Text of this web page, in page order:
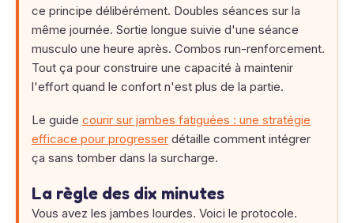
ce principe délibérément. Doubles séances sur la
même journée. Sortie longue suivie d'une séance
musculo une heure après. Combos run-renforcement.
Tout ça pour construire une capacité à maintenir
l'effort quand le confort n'est plus de la partie.
Le guide courir sur jambes fatiguées : une stratégie
efficace pour progresser détaille comment intégrer
ça sans tomber dans la surcharge.
La règle des dix minutes
Vous avez les jambes lourdes. Voici le protocole.